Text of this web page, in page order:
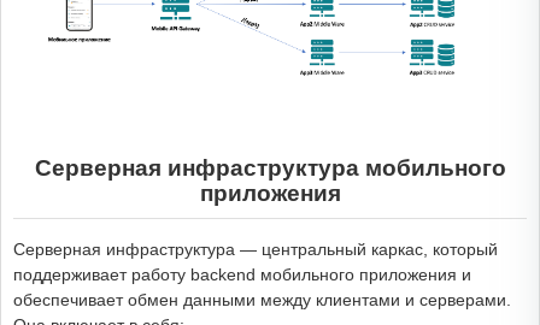
Серверная инфраструктура мобильного
приложения
Серверная инфраструктура — центральный каркас, который
поддерживает работу backend мобильного приложения и
обеспечивает обмен данными между клиентами и серверами.